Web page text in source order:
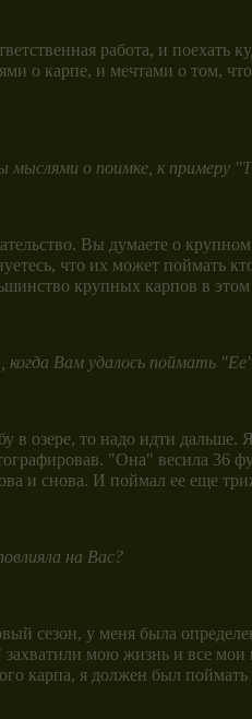
работа, и
о карпе, и мечтами о том,
о поимке, к примеру
Вы думаете о
что их может поймать
крупных карпов в
когда Вам удалось поймать
озере, то надо идти дальше.
"Она" весила
и снова. И поймал ее еще
на Вас?
сезон, у меня была
захватили мою жизнь и все
карпа, я должен был поймать